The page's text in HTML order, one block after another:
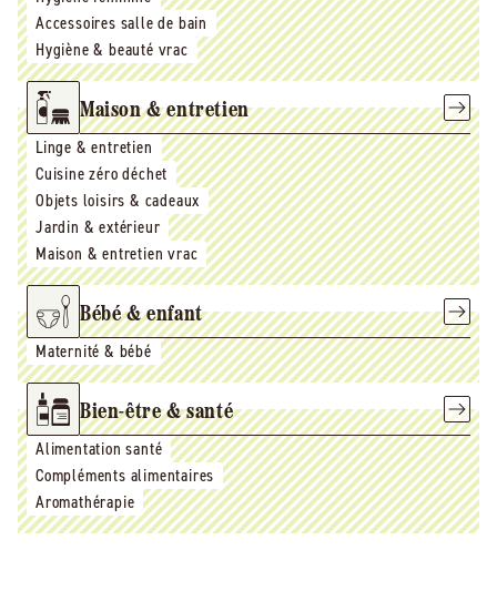
Accessoires salle de bain
Hygiène & beauté vrac
Maison & entretien
Linge & entretien
Cuisine zéro déchet
Objets loisirs & cadeaux
Jardin & extérieur
Maison & entretien vrac
Bébé & enfant
Maternité & bébé
Bien-être & santé
Alimentation santé
Compléments alimentaires
Aromathérapie